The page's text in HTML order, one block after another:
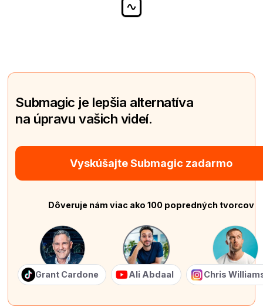
Submagic je lepšia alternatíva
na úpravu vašich videí.
Vyskúšajte Submagic zadarmo
Dôveruje nám viac ako 100 popredných tvorcov
Grant Cardone Ali Abdaal Chris